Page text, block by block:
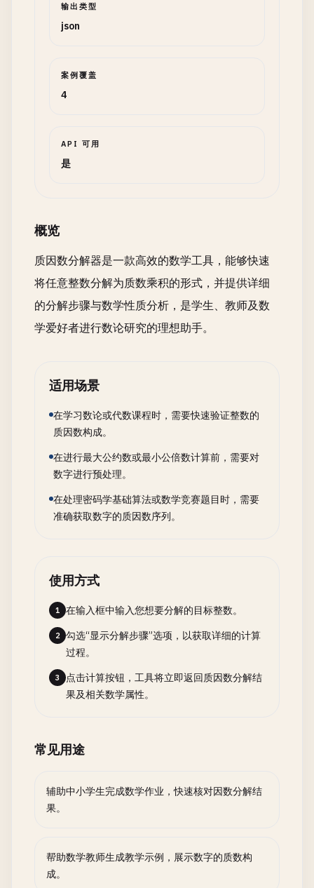
输出类型
json
案例覆盖
4
API 可用
是
概览
质因数分解器是一款高效的数学工具，能够快速
将任意整数分解为质数乘积的形式，并提供详细
的分解步骤与数学性质分析，是学生、教师及数
学爱好者进行数论研究的理想助手。
适用场景
在学习数论或代数课程时，需要快速验证整数的
质因数构成。
在进行最大公约数或最小公倍数计算前，需要对
数字进行预处理。
在处理密码学基础算法或数学竞赛题目时，需要
准确获取数字的质因数序列。
使用方式
1 在输入框中输入您想要分解的目标整数。
2
勾选“显示分解步骤”选项，以获取详细的计算
过程。
3
点击计算按钮，工具将立即返回质因数分解结
果及相关数学属性。
常见用途
辅助中小学生完成数学作业，快速核对因数分解结
果。
帮助数学教师生成教学示例，展示数字的质数构
成。